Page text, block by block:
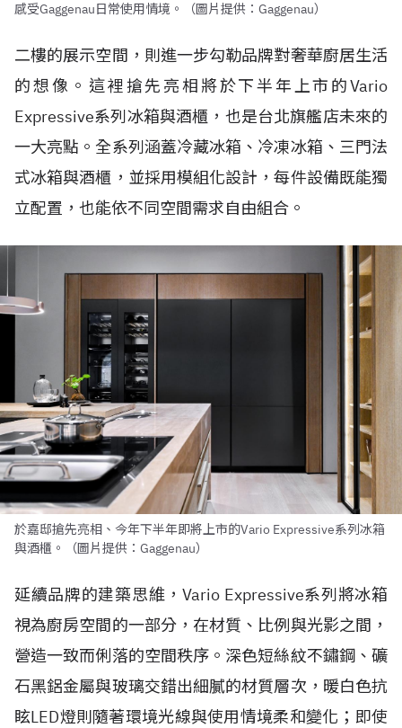
感受Gaggenau日常使用情境。（圖片提供：Gaggenau）
二樓的展示空間，則進一步勾勒品牌對奢華廚居生活
的想像。這裡搶先亮相將於下半年上市的Vario
Expressive系列冰箱與酒櫃，也是台北旗艦店未來的
一大亮點。全系列涵蓋冷藏冰箱、冷凍冰箱、三門法
式冰箱與酒櫃，並採用模組化設計，每件設備既能獨
立配置，也能依不同空間需求自由組合。
於嘉邸搶先亮相、今年下半年即將上市的Vario Expressive系列冰箱
與酒櫃。（圖片提供：Gaggenau）
延續品牌的建築思維，Vario Expressive系列將冰箱
視為廚房空間的一部分，在材質、比例與光影之間，
營造一致而俐落的空間秩序。深色短絲紋不鏽鋼、礦
石黑鋁金屬與玻璃交錯出細膩的材質層次，暖白色抗
眩LED燈則隨著環境光線與使用情境柔和變化；即使